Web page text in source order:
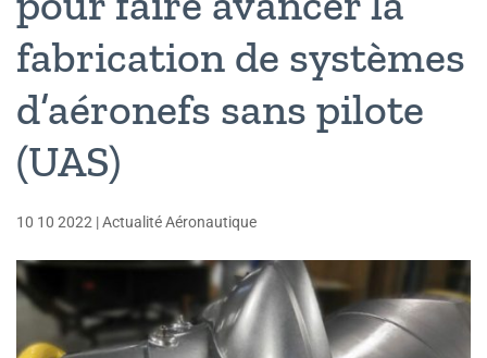
fabrication de systèmes
d’aéronefs sans pilote
(UAS)
10 10 2022 |Actualité Aéronautique